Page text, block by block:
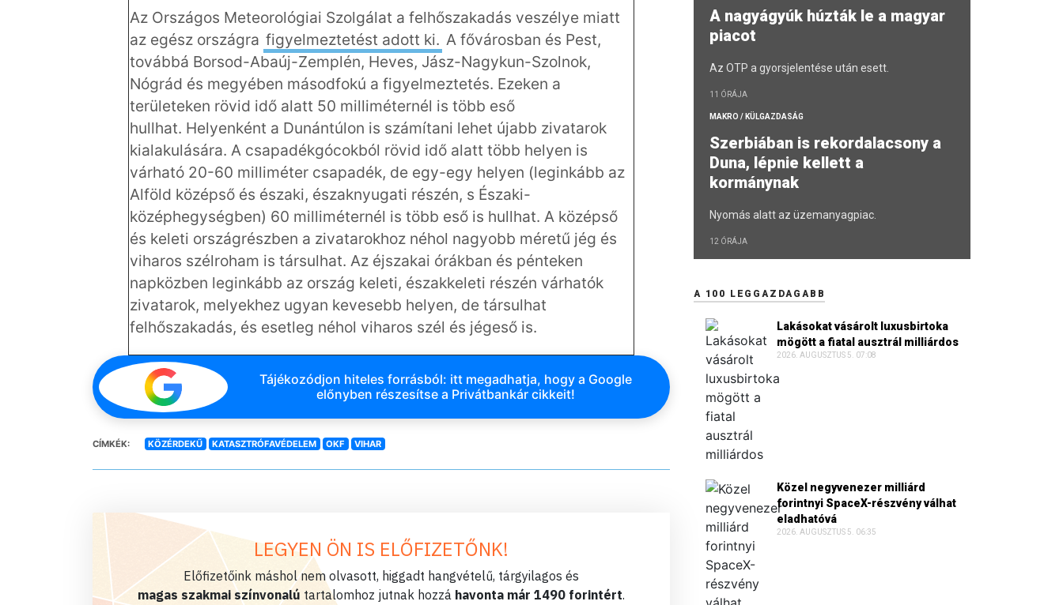
Az Országos Meteorológiai Szolgálat a felhőszakadás veszélye miatt
az egész országra figyelmeztetést adott ki. A fővárosban és Pest,
továbbá Borsod-Abaúj-Zemplén, Heves, Jász-Nagykun-Szolnok,
Nógrád és megyében másodfokú a figyelmeztetés. Ezeken a
területeken rövid idő alatt 50 milliméternél is több eső
hullhat. Helyenként a Dunántúlon is számítani lehet újabb zivatarok
kialakulására. A csapadékgócokból rövid idő alatt több helyen is
várható 20-60 milliméter csapadék, de egy-egy helyen (leginkább az
Alföld középső és északi, északnyugati részén, s Északi-
középhegységben) 60 milliméternél is több eső is hullhat. A középső
és keleti országrészben a zivatarokhoz néhol nagyobb méretű jég és
viharos szélroham is társulhat. Az éjszakai órákban és pénteken
napközben leginkább az ország keleti, északkeleti részén várhatók
zivatarok, melyekhez ugyan kevesebb helyen, de társulhat
felhőszakadás, és esetleg néhol viharos szél és jégeső is.
Tájékozódjon hiteles forrásból: itt megadhatja, hogy a Google
előnyben részesítse a Privátbankár cikkeit!
CÍMKÉK: KÖZÉRDEKŰ KATASZTRÓFAVÉDELEM OKF VIHAR
LEGYEN ÖN IS ELŐFIZETŐNK!
Előfizetőink máshol nem olvasott, higgadt hangvételű, tárgyilagos és
magas szakmai színvonalú tartalomhoz jutnak hozzá havonta már 1490 forintért.
A nagyágyúk húzták le a magyar
piacot
Az OTP a gyorsjelentése után esett.
11 ÓRÁJA
MAKRO / KÜLGAZDASÁG
Szerbiában is rekordalacsony a
Duna, lépnie kellett a
kormánynak
Nyomás alatt az üzemanyagpiac.
12 ÓRÁJA
A 100 LEGGAZDAGABB
Lakásokat vásárolt luxusbirtoka
mögött a fiatal ausztrál milliárdos
2026. AUGUSZTUS 5. 07:08
Közel negyvenezer milliárd
forintnyi SpaceX-részvény válhat
eladhatóvá
2026. AUGUSZTUS 5. 06:35